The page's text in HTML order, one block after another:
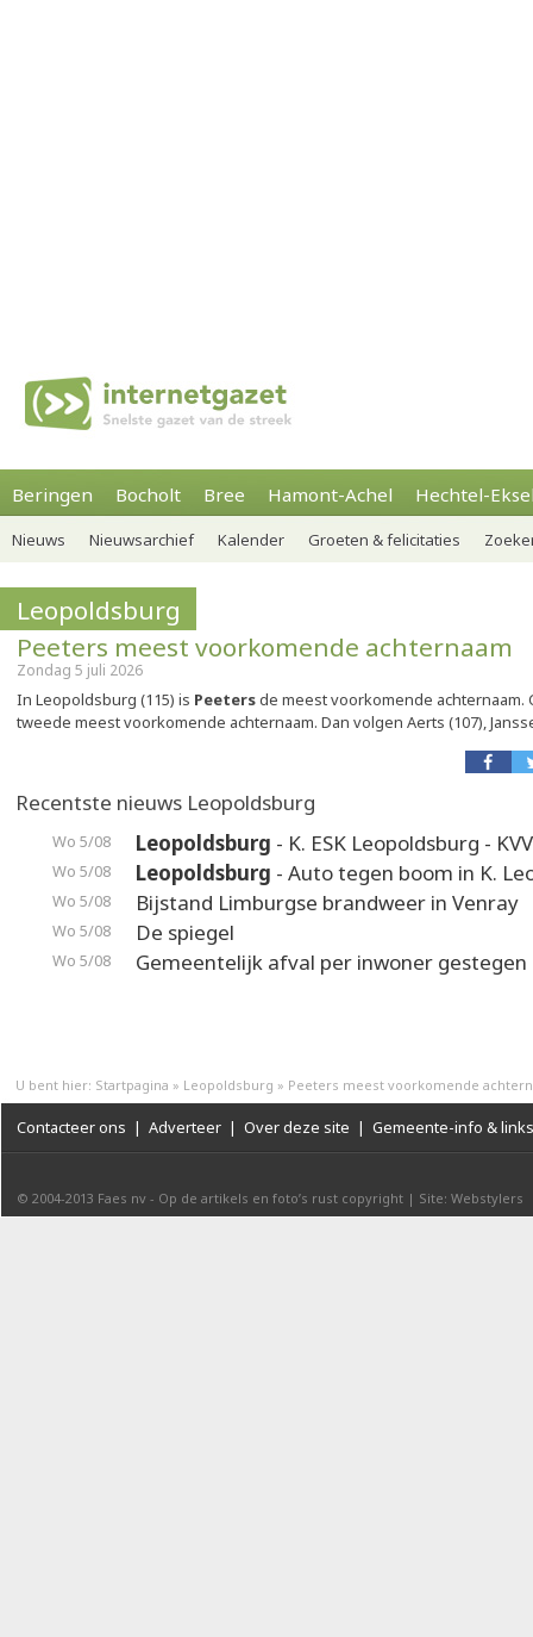
Beringen Bocholt Bree Hamont-Achel Hechtel-
Nieuws Nieuwsarchief Kalender Groeten & felicitaties
Leopoldsburg
Peeters meest voorkomende achternaam
Zondag 5 juli 2026
In Leopoldsburg (115) is Peetersde meest voorkomende achternaam.
tweede meest voorkomende achternaam. Dan volgen Aerts (107),
Recentste nieuws Leopoldsburg
Wo 5/08 Leopoldsburg - K. ESK Leopoldsburg -
Wo 5/08 Leopoldsburg - Auto tegen boom in K.
Wo 5/08 Bijstand Limburgse brandweer in Venray
Wo 5/08 De spiegel
Wo 5/08 Gemeentelijk afval per inwoner gestegen
U bent hier: Startpagina » Leopoldsburg » Peeters meest voorkomende
Contacteer ons | Adverteer | Over deze site | Gemeente-info & links
© 2004-2013 Faes nv - Op de artikels en foto’s rust copyright | Site: Webstylers